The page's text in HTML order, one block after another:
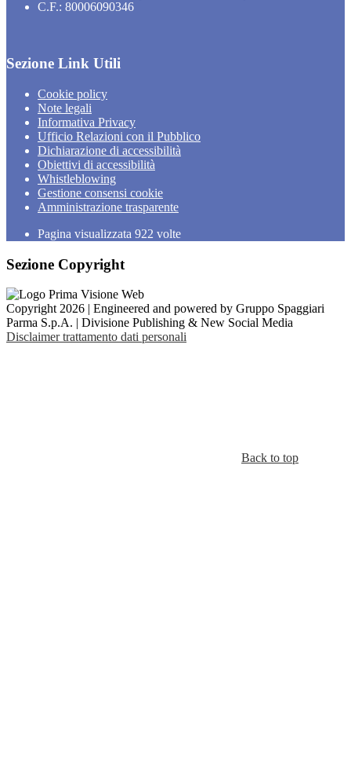
C.F.: 80006090346
Sezione Link Utili
Cookie policy
Note legali
Informativa Privacy
Ufficio Relazioni con il Pubblico
Dichiarazione di accessibilità
Obiettivi di accessibilità
Whistleblowing
Gestione consensi cookie
Amministrazione trasparente
Pagina visualizzata 922 volte
Sezione Copyright
Copyright 2026 | Engineered and powered by Gruppo Spaggiari
Parma S.p.A. | Divisione Publishing & New Social Media
Disclaimer trattamento dati personali
Back to top